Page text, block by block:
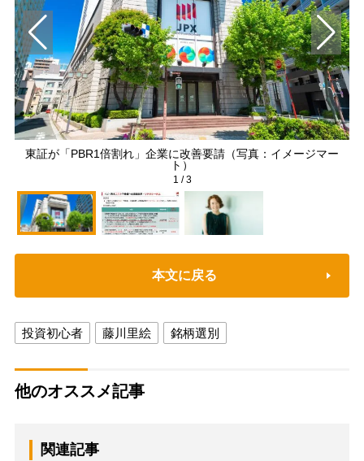
東証が「PBR1倍割れ」企業に改善要請（写真：イメージマー
ト）
1 /3
本文に戻る
投資初心者 藤川里絵 銘柄選別
他のオススメ記事
関連記事